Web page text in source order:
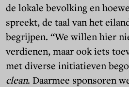
de lokale bevolking en
spreekt, de taal van het
begrijpen. “We willen hier
verdienen, maar ook iets
met diverse initiatieven
clean. Daarmee sponsoren